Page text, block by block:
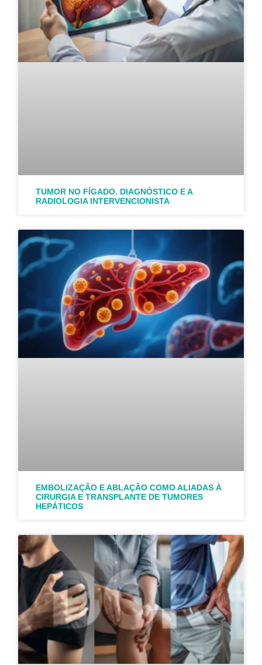
TUMOR NO FÍGADO. DIAGNÓSTICO E A
RADIOLOGIA INTERVENCIONISTA
EMBOLIZAÇÃO E ABLAÇÃO COMO ALIADAS À
CIRURGIA E TRANSPLANTE DE TUMORES
HEPÁTICOS